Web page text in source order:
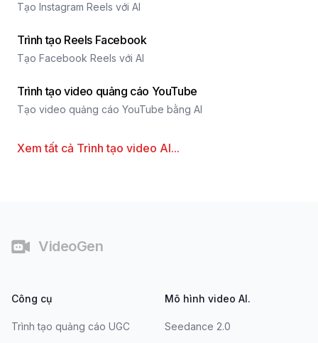
Tạo Instagram Reels với AI
Trình tạo Reels Facebook
Tạo Facebook Reels với AI
Trình tạo video quảng cáo YouTube
Tạo video quảng cáo YouTube bằng AI
Xem tất cả Trình tạo video AI...
VideoGen
Công cụ
Trình tạo quảng cáo UGC
Mô hình video AI.
Seedance 2.0